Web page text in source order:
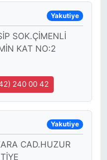
Yakutiye
SOK.ÇİMENLİ
KAT NO:2
240 00 42
Yakutiye
CAD.HUZUR